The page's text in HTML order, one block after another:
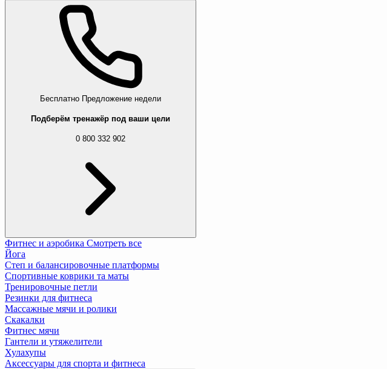
Бесплатно Предложение недели
Подберём тренажёр под ваши цели
0 800 332 902
Фитнес и аэробика Смотреть все
Йога
Степ и балансировочные платформы
Спортивные коврики та маты
Тренировочные петли
Резинки для фитнеса
Массажные мячи и ролики
Скакалки
Фитнес мячи
Гантели и утяжелители
Хулахупы
Аксессуары для спорта и фитнеса